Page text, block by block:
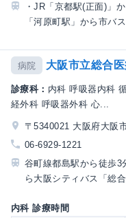
・JR「京都駅(正面)」
「河原町駅」から市バス
病院 大阪市立総合
診療科： 内科 呼吸器内科
経外科 呼吸器外科 心...
〒5340021 大阪府大阪
06-6929-1221
谷町線都島駅から徒歩
ら大阪シティバス「総
内科 診療時間